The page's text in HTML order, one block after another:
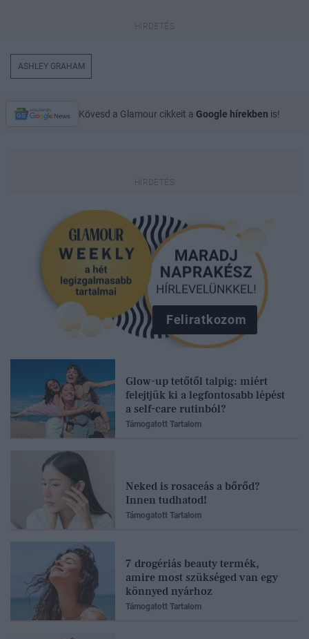
ASHLEY GRAHAM
Kövesd a Glamour cikkeit a Google hírekben is!
Feliratkozom
Glow-up tetőtől talpig: miért
felejtjük ki a legfontosabb lépést
a self-care rutinból?
Támogatott Tartalom
Neked is rosaceás a bőrőd?
Innen tudhatod!
Támogatott Tartalom
7 drogériás beauty termék,
amire most szükséged van egy
könnyed nyárhoz
Támogatott Tartalom